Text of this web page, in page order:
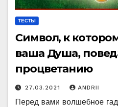
ТЕСТЫ
Символ, к
ваша Душа,
процветанию
27.03.2021 ANDRII
Перед вами волшебное